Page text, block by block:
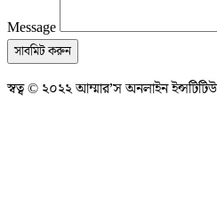
Message
সাবমিট করুন
স্বত্ব © ২০২২ আম্মার’স অনলাইন